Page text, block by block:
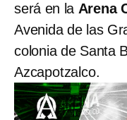
será en la Arena
Avenida de las
colonia de Santa
Azcapotzalco.